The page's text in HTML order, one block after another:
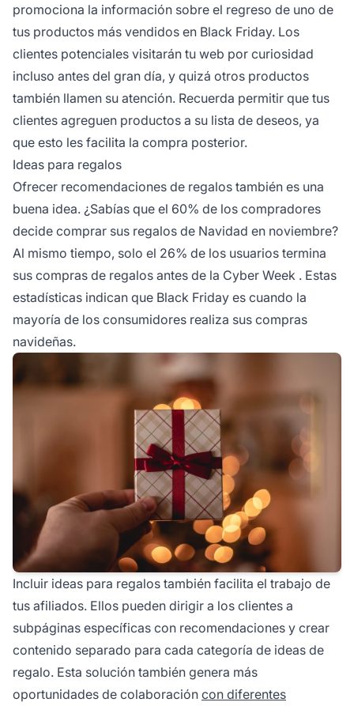
promociona la información sobre el regreso de uno de
tus productos más vendidos en Black Friday. Los
clientes potenciales visitarán tu web por curiosidad
incluso antes del gran día, y quizá otros productos
también llamen su atención. Recuerda permitir que tus
clientes agreguen productos a su lista de deseos, ya
que esto les facilita la compra posterior.
Ideas para regalos
Ofrecer recomendaciones de regalos también es una
buena idea. ¿Sabías que el 60% de los compradores
decide comprar sus regalos de Navidad en noviembre?
Al mismo tiempo, solo el 26% de los usuarios termina
sus compras de regalos antes de la Cyber Week . Estas
estadísticas indican que Black Friday es cuando la
mayoría de los consumidores realiza sus compras
navideñas.
Incluir ideas para regalos también facilita el trabajo de
tus afiliados. Ellos pueden dirigir a los clientes a
subpáginas específicas con recomendaciones y crear
contenido separado para cada categoría de ideas de
regalo. Esta solución también genera más
oportunidades de colaboración con diferentes